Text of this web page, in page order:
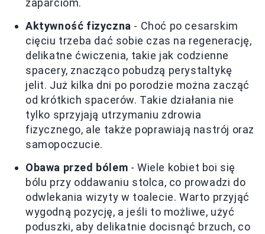
zaparciom.
Aktywność fizyczna - Choć po cesarskim
cięciu trzeba dać sobie czas na regenerację,
delikatne ćwiczenia, takie jak codzienne
spacery, znacząco pobudzą perystaltykę
jelit. Już kilka dni po porodzie można zacząć
od krótkich spacerów. Takie działania nie
tylko sprzyjają utrzymaniu zdrowia
fizycznego, ale także poprawiają nastrój oraz
samopoczucie.
Obawa przed bólem - Wiele kobiet boi się
bólu przy oddawaniu stolca, co prowadzi do
odwlekania wizyty w toalecie. Warto przyjąć
wygodną pozycję, a jeśli to możliwe, użyć
poduszki, aby delikatnie docisnąć brzuch, co